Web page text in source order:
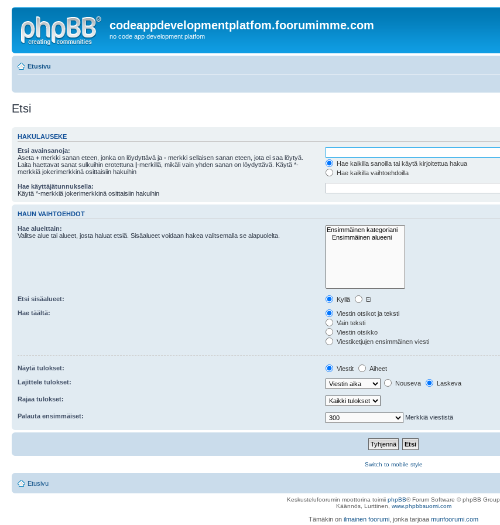
codeappdevelopmentplatfom.foorumimme.com
no code app development platfom
Etusivu
Etsi
HAKULAUSEKE
Etsi avainsanoja:
Aseta + merkki sanan eteen, jonka on löydyttävä ja - merkki sellaisen sanan eteen, jota ei saa löytyä.
Laita haettavat sanat sulkuihin erotettuna |-merkillä, mikäli vain yhden sanan on löydyttävä. Käytä *-
merkkiä jokerimerkkinä osittaisiin hakuihin
Hae kaikilla sanoilla tai käytä kirjoitettua hakua
Hae kaikilla vaihtoehdoilla
Hae käyttäjätunnuksella:
Käytä *-merkkiä jokerimerkkinä osittaisiin hakuihin
HAUN VAIHTOEHDOT
Hae alueittain:
Valitse alue tai alueet, josta haluat etsiä. Sisäalueet voidaan hakea valitsemalla se alapuolelta.
Etsi sisäalueet: Kyllä
Ei
Hae täältä:
Viestin otsikot ja teksti
Vain teksti
Viestin otsikko
Viestiketjujen ensimmäinen viesti
Näytä tulokset: Viestit
Aiheet
Lajittele tulokset:
Nouseva Laskeva
Rajaa tulokset:
Palauta ensimmäiset: Merkkiä viestistä
Switch to mobile style
Etusivu
Keskustelufoorumin moottorina toimii phpBB® Forum Software © phpBB Group
Käännös, Lurttinen, www.phpbbsuomi.com
Tämäkin on ilmainen foorumi , jonka tarjoaa munfoorumi.com